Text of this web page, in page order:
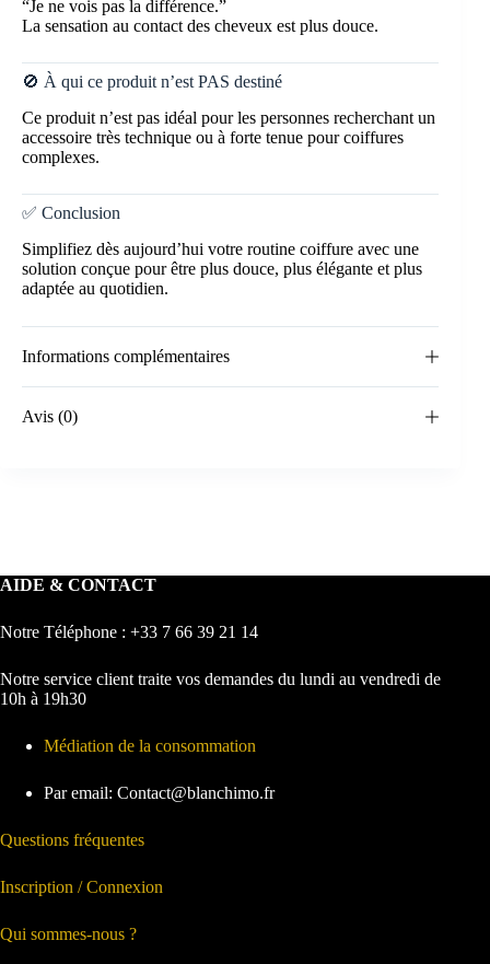
“Je ne vois pas la différence.”
La sensation au contact des cheveux est plus douce.
🚫 À qui ce produit n’est PAS destiné
Ce produit n’est pas idéal pour les personnes recherchant un
accessoire très technique ou à forte tenue pour coiffures
complexes.
✅ Conclusion
Simplifiez dès aujourd’hui votre routine coiffure avec une
solution conçue pour être plus douce, plus élégante et plus
adaptée au quotidien.
Informations complémentaires
Avis (0)
AIDE & CONTACT
Notre Téléphone : +33 7 66 39 21 14
Notre service client traite vos demandes du lundi au vendredi de
10h à 19h30
Médiation de la consommation
Par email: Contact@blanchimo.fr
Questions fréquentes
Inscription / Connexion
Qui sommes-nous ?